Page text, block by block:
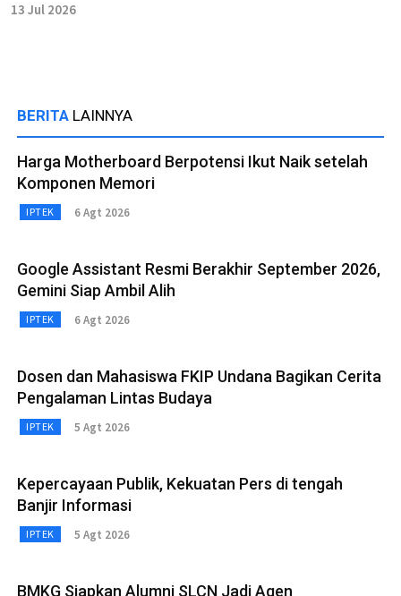
13 Jul 2026
BERITA LAINNYA
Harga Motherboard Berpotensi Ikut Naik setelah
Komponen Memori
IPTEK 6 Agt 2026
Google Assistant Resmi Berakhir September 2026,
Gemini Siap Ambil Alih
IPTEK 6 Agt 2026
Dosen dan Mahasiswa FKIP Undana Bagikan Cerita
Pengalaman Lintas Budaya
IPTEK 5 Agt 2026
Kepercayaan Publik, Kekuatan Pers di tengah
Banjir Informasi
IPTEK 5 Agt 2026
BMKG Siapkan Alumni SLCN Jadi Agen